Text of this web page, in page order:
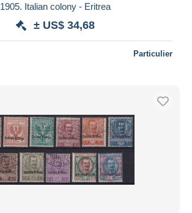
1905. Italian colony - Eritrea
± US$ 34,68
Particulier